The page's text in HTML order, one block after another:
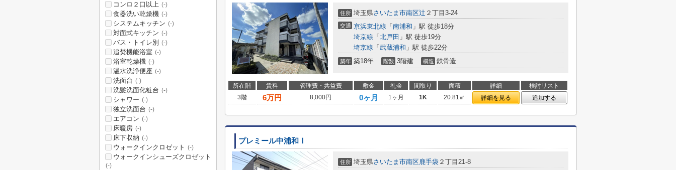
住所 埼玉県さいたま市南区辻 ２丁目3-24
交通 京浜東北線 「 南浦和 」駅 徒歩18分
埼京線 「 北戸田 」駅 徒歩19分
埼京線 「 武蔵浦和 」駅 徒歩22分
築年 築18年 階数 3階建 構造 鉄骨造
所在階 賃料 管理費・共益費 敷金 礼金 間取り 面積 詳細
検討リスト
3階
6万円 8,000円 0ヶ月 1ヶ月 1K 20.81㎡ 詳細を見る 追加する
プレミール中浦和Ⅰ
住所 埼玉県さいたま市南区鹿手袋 ２丁目21-8
コンロ２口以上 (-)
食器洗い乾燥機 (-)
システムキッチン (-)
対面式キッチン (-)
バス・トイレ別 (-)
追焚機能浴室 (-)
浴室乾燥機 (-)
温水洗浄便座 (-)
洗面台 (-)
洗髪洗面化粧台 (-)
シャワー (-)
独立洗面台 (-)
エアコン (-)
床暖房 (-)
床下収納 (-)
ウォークインクロゼット (-)
ウォークインシューズクロゼット
(-)